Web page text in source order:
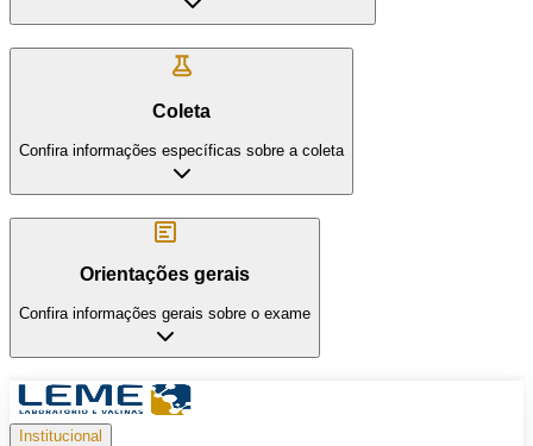
Coleta
Confira informações específicas sobre a coleta
Orientações gerais
Confira informações gerais sobre o exame
Institucional